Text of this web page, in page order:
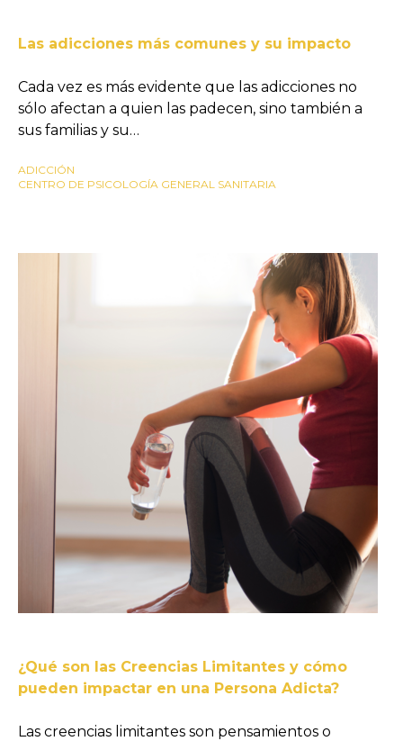
Las adicciones más comunes y su impacto
Cada vez es más evidente que las adicciones no
sólo afectan a quien las padecen, sino también a
sus familias y su…
ADICCIÓN
CENTRO DE PSICOLOGÍA GENERAL SANITARIA
¿Qué son las Creencias Limitantes y cómo
pueden impactar en una Persona Adicta?
Las creencias limitantes son pensamientos o